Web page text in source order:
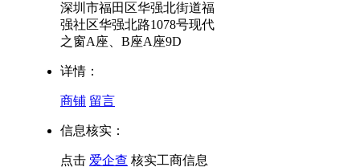
深圳市福田区华强北街道福
强社区华强北路1078号现代
之窗A座、B座A座9D
详情：
商铺 留言
信息核实：
点击 爱企查 核实工商信息